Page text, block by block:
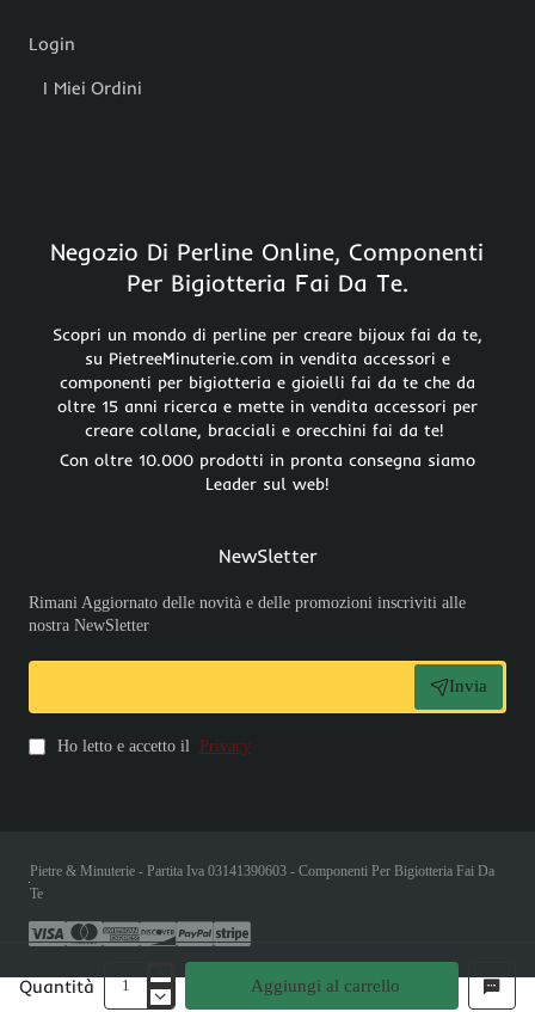
Quantità Aggiungi al carrello
Login
I Miei Ordini
Negozio Di Perline Online, Componenti
Per Bigiotteria Fai Da Te.
Scopri un mondo di perline per creare bijoux fai da te,
su PietreeMinuterie.com in vendita accessori e
componenti per bigiotteria e gioielli fai da te che da
oltre 15 anni ricerca e mette in vendita accessori per
creare collane, bracciali e orecchini fai da te!
Con oltre 10.000 prodotti in pronta consegna siamo
Leader sul web!
NewSletter
Rimani Aggiornato delle novità e delle promozioni inscriviti alle
nostra NewSletter
Invia
Ho letto e accetto il Privacy
Pietre & Minuterie - Partita Iva 03141390603 - Componenti Per Bigiotteria Fai Da
Te